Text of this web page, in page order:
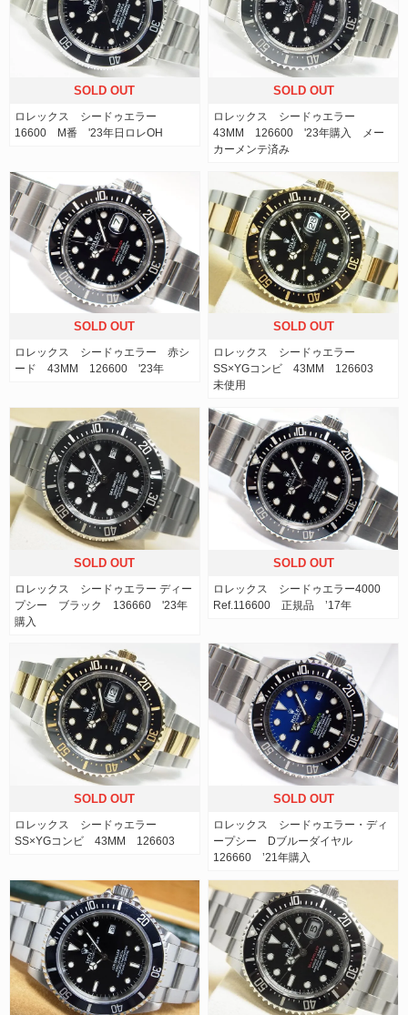
SOLD OUT
ロレックス シードゥエラー
16600 M番 '23年日ロレOH
SOLD OUT
ロレックス シードゥエラー
43MM 126600 '23年購入 メー
カーメンテ済み
SOLD OUT
ロレックス シードゥエラー 赤シ
ード 43MM 126600 '23年
SOLD OUT
ロレックス シードゥエラー
SS×YGコンビ 43MM 126603
未使用
SOLD OUT
ロレックス シードゥエラー ディー
プシー ブラック 136660 '23年
購入
SOLD OUT
ロレックス シードゥエラー4000
Ref.116600 正規品 ’17年
SOLD OUT
ロレックス シードゥエラー
SS×YGコンビ 43MM 126603
SOLD OUT
ロレックス シードゥエラー・ディ
ープシー Dブルーダイヤル
126660 ’21年購入